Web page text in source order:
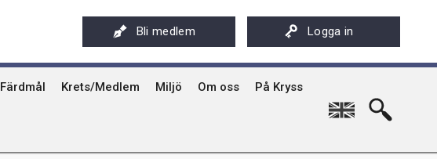
Bli medlem Logga in
Färdmål
Stockholms skärgård
Krets/Medlem
Uthyrning av Kryssarklubbens IF-båtar och kajaker
Miljö Om oss
Svenska Kryssarklubben 100 år
På Kryss
På Kryss historia
Kryssarklubbens nyhetsbrev
English